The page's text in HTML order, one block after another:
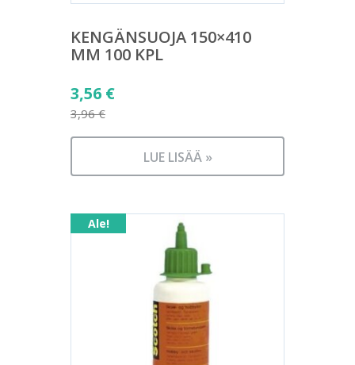
KENGÄNSUOJA 150×410
MM 100 KPL
3,96€
Alkuperäinen
hinta
oli:
3,56 €
Nykyinen
on:
LUE LISÄÄ »
Ale!